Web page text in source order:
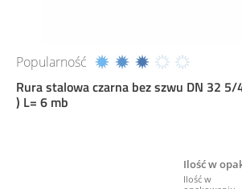
Popularność
Rura stalowa czarna bez szwu DN 32
) L= 6 mb
Ilość w